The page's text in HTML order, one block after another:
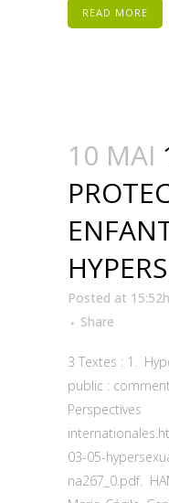
READ MORE
10 MAI
Posted at 15:52h
Share
3 Textes : 1.
public :
Perspectives
03-05-
na267_0.pdf.